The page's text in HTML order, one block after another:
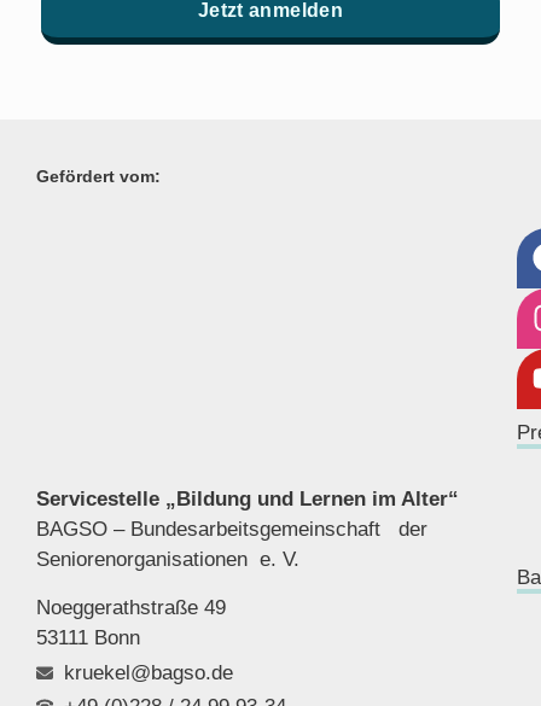
Jetzt anmelden
Gefördert vom:
Servicestelle „Bildung und Lernen im Alter“
BAGSO – Bundesarbeitsgemeinschaft der
Seniorenorganisationen e. V.
Noeggerathstraße 49
53111 Bonn
kruekel@bagso.de